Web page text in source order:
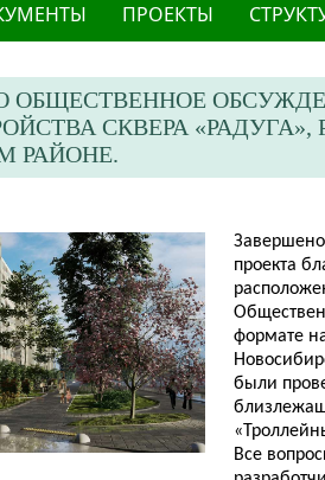
ПРОЕКТЫ
ОБЩЕСТВЕННОЕ
СКВЕРА
РАЙОНЕ.
проекта
формате
были
Все